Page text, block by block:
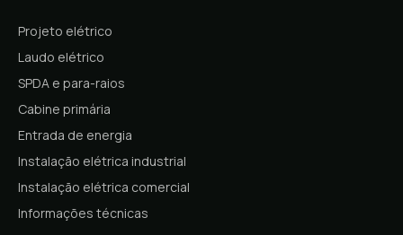
Projeto elétrico
Laudo elétrico
SPDA e para-raios
Cabine primária
Entrada de energia
Instalação elétrica industrial
Instalação elétrica comercial
Informações técnicas